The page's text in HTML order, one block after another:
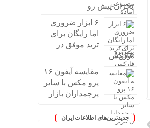
بحران پیش رو
۶ ابزار ضروری
اما رایگان برای
ترید موفق در
فارکس
مقایسه آیفون ۱۶
پرو مکس با سایر
پرچمداران بازار
جدیدترین‌های اطلاعات ایران